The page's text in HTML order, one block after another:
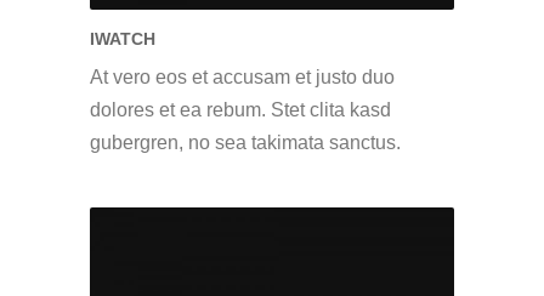
IWATCH
At vero eos et accusam et justo duo
dolores et ea rebum. Stet clita kasd
gubergren, no sea takimata sanctus.